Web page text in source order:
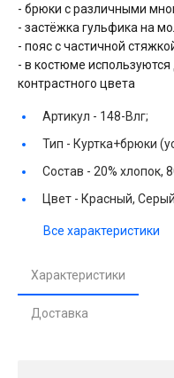
- брюки с различными
- застёжка гульфика на
- пояс с частичной
- в костюме
контрастного цвета
Артикул - 148-Влг;
Тип - Куртка+брюки
Состав - 20% хлопок,
Цвет - Красный,
Все характеристики
Характеристики
Доставка